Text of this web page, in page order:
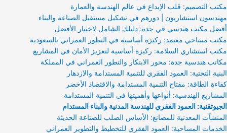
مكتب التصميم: قلب الإبداع في عالم الهندسة والعمارة
مهندسون استشاريون | دورهم في تشكيل مستقبل الصناعة والبناء
أفضل مكتب هندسي في جدة: دليلك الشامل لاختيار الأفضل
مكتب مساحي معتمد: ركيزة أساسية في التطور العمراني بالسعودية
مكتب استشاري السلامة: ركيزة أساسية لتعزيز الأمان في المشاريع
مكاتب هندسية جدة: محور الابتكار والتطور العمراني في المملكة
البنية التحتية: العمود الفقري للتنمية المستدامة والازدهار
كفاءة الطاقة: مفتاح التنمية المستدامة والاقتصاد الأخضر
المشاريع الهندسية: أنواعها وأهميتها في التنمية المستدامة
الجيوتقنية: العمود الفقري للهندسة المدنية والبناء المستدام
المنشآت المعدنية للمصانع: الأساس الصلب للصناعة الحديثة
الخدمات المساحية: العمود الفقري للتخطيط والتطوير العمراني